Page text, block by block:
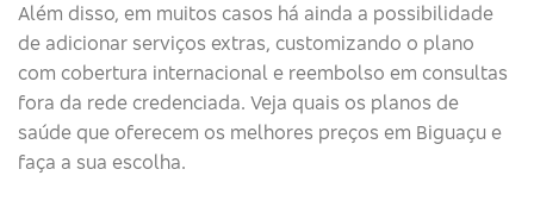
Além disso, em muitos casos há ainda a possibilidade
de adicionar serviços extras, customizando o plano
com cobertura internacional e reembolso em consultas
fora da rede credenciada. Veja quais os planos de
saúde que oferecem os melhores preços em Biguaçu e
faça a sua escolha.